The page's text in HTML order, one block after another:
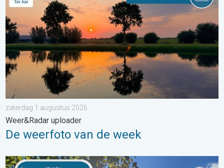
zaterdag 1 augustus 2026
Weer&Radar uploader
De weerfoto van de week
Zonkracht blijft hoog. Ondanks aangename lucht. . . zaterdag